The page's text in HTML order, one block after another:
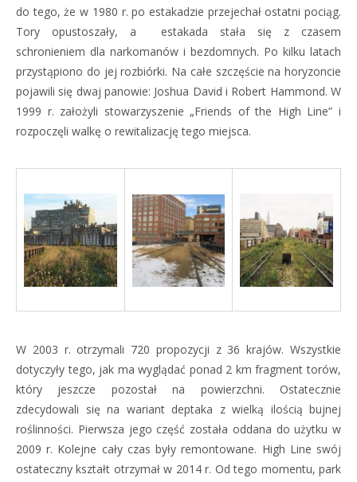
do tego, że w 1980 r. po estakadzie przejechał ostatni pociąg.
Tory opustoszały, a estakada stała się z czasem
schronieniem dla narkomanów i bezdomnych. Po kilku latach
przystąpiono do jej rozbiórki. Na całe szczęście na horyzoncie
pojawili się dwaj panowie: Joshua David i Robert Hammond. W
1999 r. założyli stowarzyszenie „Friends of the High Line” i
rozpoczęli walkę o rewitalizację tego miejsca.
W 2003 r. otrzymali 720 propozycji z 36 krajów. Wszystkie
dotyczyły tego, jak ma wyglądać ponad 2 km fragment torów,
który jeszcze pozostał na powierzchni. Ostatecznie
zdecydowali się na wariant deptaka z wielką ilością bujnej
roślinności. Pierwsza jego część została oddana do użytku w
2009 r. Kolejne cały czas były remontowane. High Line swój
ostateczny kształt otrzymał w 2014 r. Od tego momentu, park